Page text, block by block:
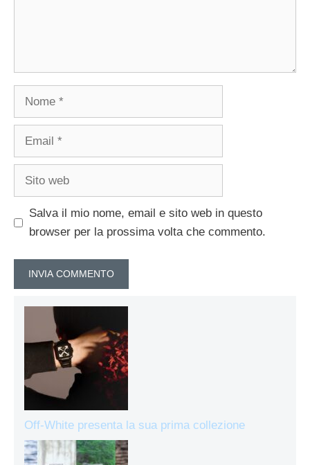
Nome
Email
Sito
Salva il mio nome, email e sito web in questo
browser per la prossima volta che commento.
Off-White presenta la sua prima collezione